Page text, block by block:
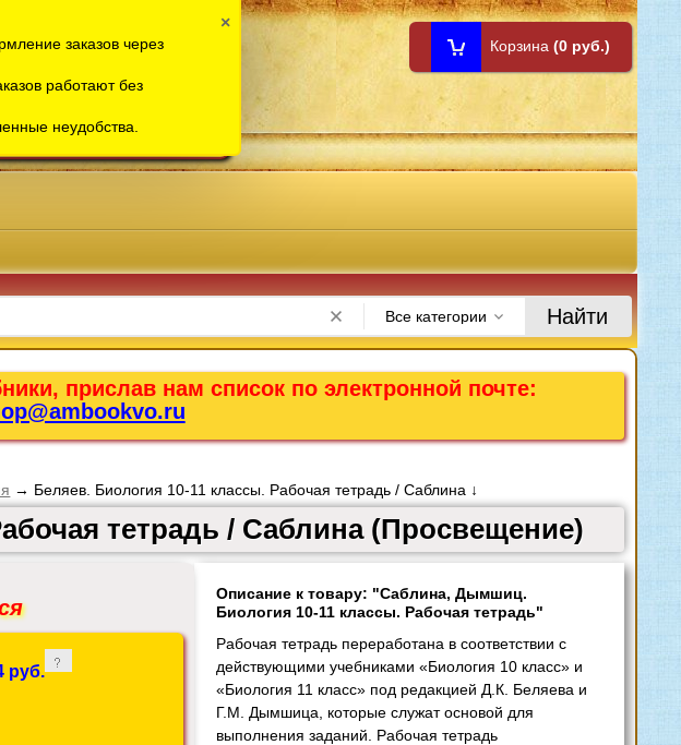
интернет-магазина:
розничного магазина:
bookshop@ambookvo.ru
ежедневно с 10:00 до 21:00
Корзина (0 руб.)
Все категории Найти
прислав нам список по электронной почте:
→ Беляев. Биология 10-11 классы. Рабочая тетрадь / Саблина ↓
тетрадь / Саблина (Просвещение)
руб.
Описание к товару: "Саблина, Дымшиц.
Биология 10-11 классы. Рабочая тетрадь"
Рабочая тетрадь переработана в соответствии с
действующими учебниками «Биология 10 класс» и
«Биология 11 класс» под редакцией Д.К. Беляева и
Г.М. Дымшица, которые служат основой для
выполнения заданий. Рабочая тетрадь
заказов через
работают без
неудобства.
×